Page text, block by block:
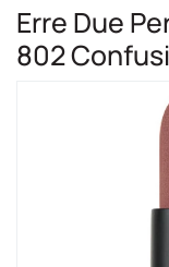
Erre Due
802